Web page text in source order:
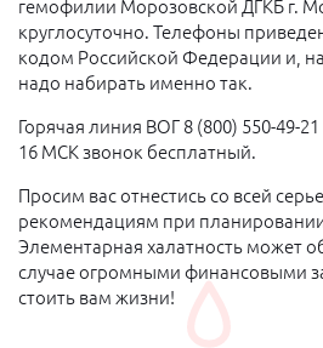
гемофилии Морозовской ДГКБ г.
круглосуточно. Телефоны
кодом Российской Федерации и,
надо набирать именно так.
Горячая линия ВОГ 8 (800) 550-49-
16 МСК звонок бесплатный.
Просим вас отнестись со всей
рекомендациям при
Элементарная халатность может
случае огромными финансовыми
стоить вам жизни!